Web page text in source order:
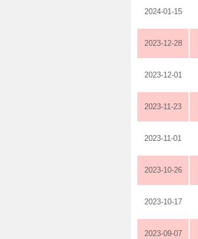
2024-01-15
2023-12-28
2023-12-01
2023-11-23
2023-11-01
2023-10-26
2023-10-17
2023-09-07